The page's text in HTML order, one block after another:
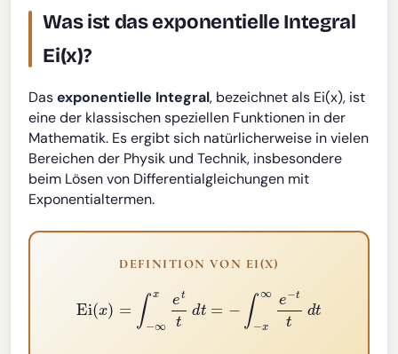
Was ist das exponentielle Integral
Ei(x)?
Dasexponentielle Integral, bezeichnet als Ei(x), ist
eine der klassischen speziellen Funktionen in der
Mathematik. Es ergibt sich natürlicherweise in vielen
Bereichen der Physik und Technik, insbesondere
beim Lösen von Differentialgleichungen mit
Exponentialtermen.
DEFINITION VON EI(X)
−∞ ett ∞e− ttd